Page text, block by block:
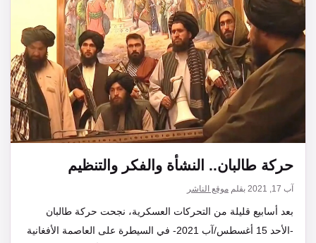
حركة طالبان.. النشأة والفكر والتنظيم
آب 17, 2021 بقلم موقع الناشر
بعد أسابيع قليلة من التحركات العسكرية، نجحت حركة طالبان
-الأحد 15 أغسطس/آب 2021- في السيطرة على العاصمة الأفغانية